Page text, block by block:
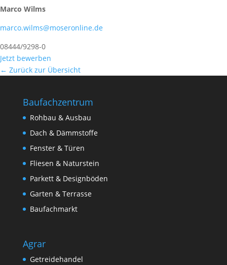
Marco Wilms
marco.wilms@moseronline.de
08444/9298-0
Jetzt bewerben
← Zurück zur Übersicht
Baufachzentrum
Rohbau & Ausbau
Dach & Dämmstoffe
Fenster & Türen
Fliesen & Naturstein
Parkett & Designböden
Garten & Terrasse
Baufachmarkt
Agrar
Getreidehandel